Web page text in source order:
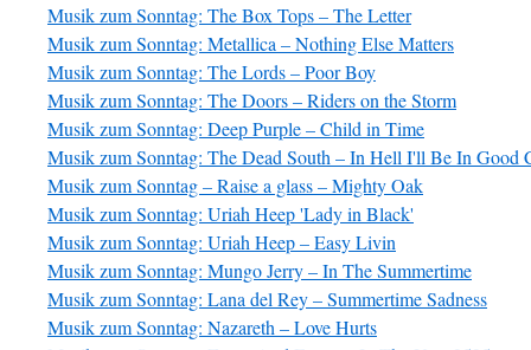
Musik zum Sonntag: The Box Tops – The Letter
Musik zum Sonntag: Metallica – Nothing Else Matters
Musik zum Sonntag: The Lords – Poor Boy
Musik zum Sonntag: The Doors – Riders on the Storm
Musik zum Sonntag: Deep Purple – Child in Time
Musik zum Sonntag: The Dead South – In Hell I'll Be In Good
Musik zum Sonntag – Raise a glass – Mighty Oak
Musik zum Sonntag: Uriah Heep 'Lady in Black'
Musik zum Sonntag: Uriah Heep – Easy Livin
Musik zum Sonntag: Mungo Jerry – In The Summertime
Musik zum Sonntag: Lana del Rey – Summertime Sadness
Musik zum Sonntag: Nazareth – Love Hurts